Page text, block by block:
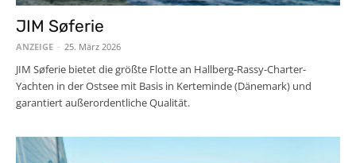
JIM Søferie
ANZEIGE - 25. März 2026
JIM Søferie bietet die größte Flotte an Hallberg-Rassy-Charter-
Yachten in der Ostsee mit Basis in Kerteminde (Dänemark) und
garantiert außerordentliche Qualität.